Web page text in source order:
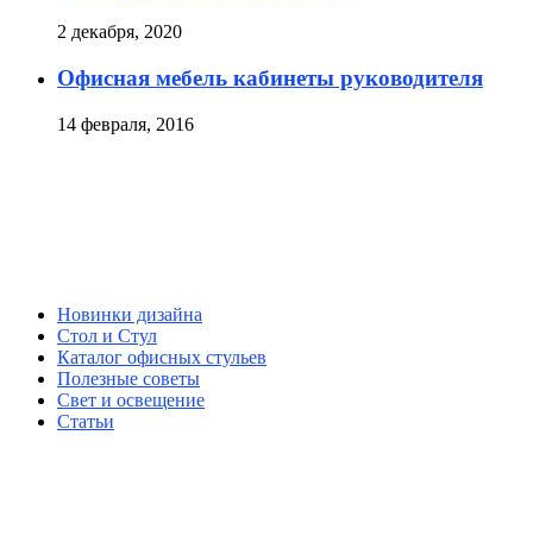
2 декабря, 2020
Офисная мебель кабинеты руководителя
14 февраля, 2016
Новинки дизайна
Стол и Стул
Каталог офисных стульев
Полезные советы
Свет и освещение
Статьи